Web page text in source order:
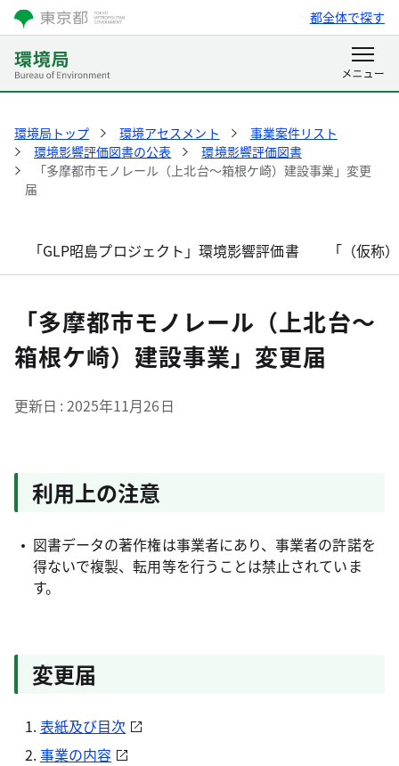
都全体で探す
環境局トップ 環境アセスメント
事業案件リスト
環境影響評価図書の公表
環境影響評価図書
「多摩都市モノレール（上北台～箱根ケ崎）建設事業」変更
届
「GLP昭島プロジェクト」環境影響評価書 「（仮称
「多摩都市モノレール（上北台～
箱根ケ崎）建設事業」変更届
更新日 2025年11月26日
利用上の注意
図書データの著作権は事業者にあり、事業者の許諾を
得ないで複製、転用等を行うことは禁止されていま
す。
変更届
表紙及び目次
事業の内容